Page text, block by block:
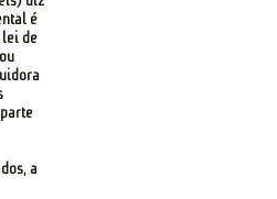
é
lei de
a